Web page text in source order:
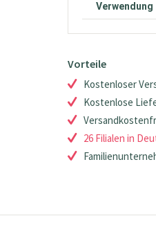
Verwendung
Vorteile
Kostenloser
Kostenlose
26 Filialen in